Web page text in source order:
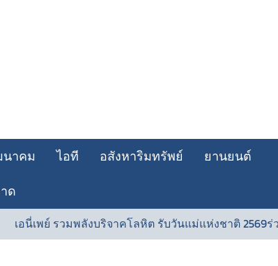
าคม ไอที อสังหาริมทรัพย์
ยานยนต์
ด
พลังบริจาคโลหิต รับวันแม่แห่งชาติ 2569ร่วมส่งต่อพลังแ